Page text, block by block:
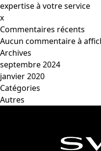
expertise à votre service
x
Commentaires récents
Aucun commentaire à
Archives
septembre 2024
janvier 2020
Catégories
Autres